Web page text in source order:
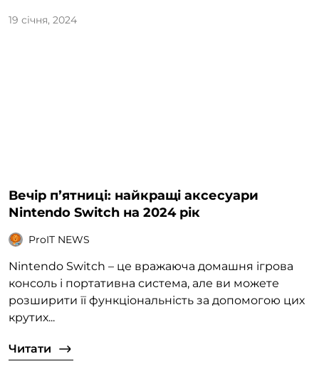
19 січня, 2024
Вечір пʼятниці: найкращі аксесуари
Nintendo Switch на 2024 рік
ProIT NEWS
Nintendo Switch – це вражаюча домашня ігрова
консоль і портативна система, але ви можете
розширити її функціональність за допомогою цих
крутих...
Читати